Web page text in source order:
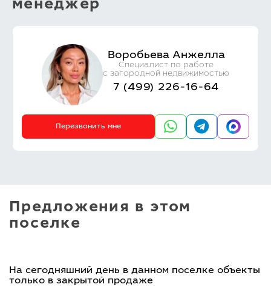
менеджер
Воробьева Анжелла
Специалист по работе
с загородной недвижимостью
7 (499) 226-16-64
Перезвонить мне
Предложения в этом
поселке
На сегодняшний день в данном поселке объекты
только в закрытой продаже